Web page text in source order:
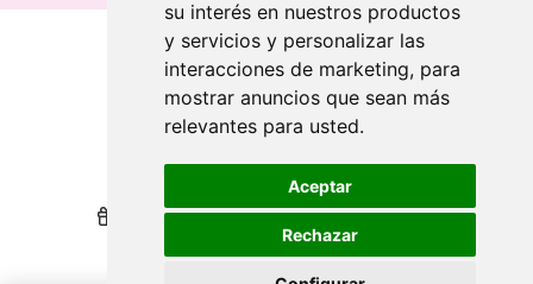
su interés en nuestros productos
y servicios y personalizar las
interacciones de marketing, para
mostrar anuncios que sean más
relevantes para usted.
Aceptar
Rechazar
Qui sommes-nous
Revendeurs
Revendeurs
Impression durable
Impression durable
Nous récompensons votre fidélité
Nous récompensons votre fidélité
Aide
Aide